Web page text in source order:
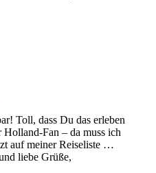
Toll, dass Du das erleben
Fan – da muss ich
auf meiner Reiseliste …
liebe Grüße,